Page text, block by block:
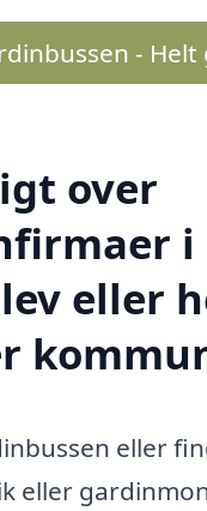
- Helt
over
i
eller
eller
eller